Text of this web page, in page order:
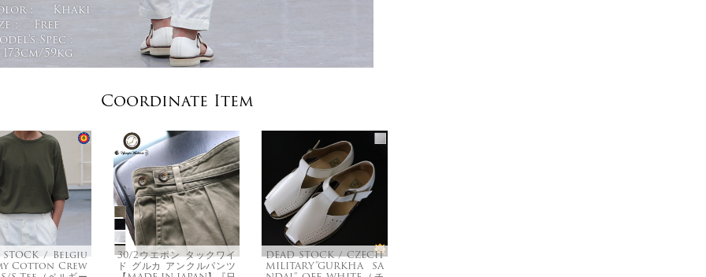
:
Khaki
:
Free
Spec :
173cm/59kg
Coordinate Item
STOCK / Belgiu
Cotton Crew
30/2ウエポン タックワイ
ド グルカ アンクルパンツ
DEAD STOCK / CZECH
MILITARY”GURKHA SA